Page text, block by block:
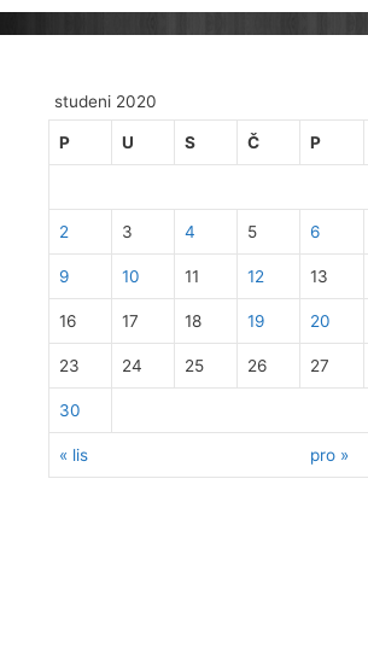
studeni 2020
P U S Č P
« lis pro »
2 3 4 5 6
9 10 11 12 13
16 17 18 19 20
23 24 25 26 27
30